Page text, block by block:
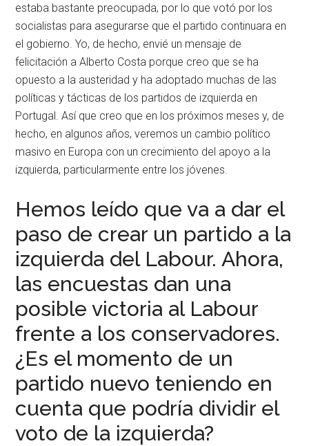
estaba bastante preocupada, por lo que votó por los
socialistas para asegurarse que el partido continuara en
el gobierno. Yo, de hecho, envié un mensaje de
felicitación a Alberto Costa porque creo que se ha
opuesto a la austeridad y ha adoptado muchas de las
políticas y tácticas de los partidos de izquierda en
Portugal. Así que creo que en los próximos meses y, de
hecho, en algunos años, veremos un cambio político
masivo en Europa con un crecimiento del apoyo a la
izquierda, particularmente entre los jóvenes.
Hemos leído que va a dar el
paso de crear un partido a la
izquierda del Labour. Ahora,
las encuestas dan una
posible victoria al Labour
frente a los conservadores.
¿Es el momento de un
partido nuevo teniendo en
cuenta que podría dividir el
voto de la izquierda?